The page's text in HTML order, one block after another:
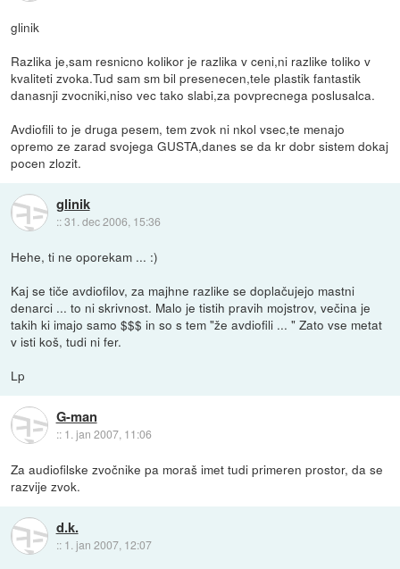
glinik
Razlika je,sam resnicno kolikor je razlika v ceni,ni razlike toliko v
kvaliteti zvoka.Tud sam sm bil presenecen,tele plastik fantastik
danasnji zvocniki,niso vec tako slabi,za povprecnega poslusalca.
Avdiofili to je druga pesem, tem zvok ni nkol vsec,te menajo
opremo ze zarad svojega GUSTA,danes se da kr dobr sistem dokaj
pocen zlozit.
glinik
::31. dec 2006, 15:36
Hehe, ti ne oporekam ... :)
Kaj se tiče avdiofilov, za majhne razlike se doplačujejo mastni
denarci ... to ni skrivnost. Malo je tistih pravih mojstrov, večina je
takih ki imajo samo $$$ in so s tem "že avdiofili ... " Zato vse metat
v isti koš, tudi ni fer.
Lp
G-man
:: 1. jan 2007, 11:06
Za audiofilske zvočnike pa moraš imet tudi primeren prostor, da se
razvije zvok.
d.k.
:: 1. jan 2007, 12:07